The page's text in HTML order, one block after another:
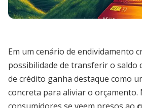
Em um cenário de endividamento
possibilidade de transferir o saldo
de crédito ganha destaque como
concreta para aliviar o orçamento.